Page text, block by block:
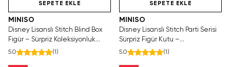
SEPETE EKLE
MINISO
Disney Lisanslı Stitch Blind Box
Figür – Sürpriz Koleksiyonluk
Kutu
5.0 (1 )
SEPETE EKLE
MINISO
Disney Lisanslı Stitch Parti Serisi
Sürpriz Figür Kutu –
Koleksiyonluk Blind Box
5.0 (1 )